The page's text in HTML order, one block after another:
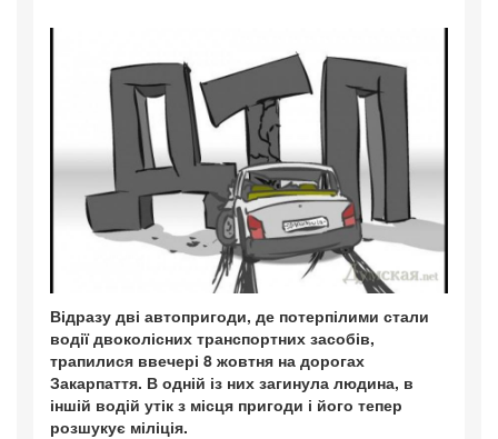
Відразу дві автопригоди, де потерпілими стали
водії двоколісних транспортних засобів,
трапилися ввечері 8 жовтня на дорогах
Закарпаття. В одній із них загинула людина, в
іншій водій утік з місця пригоди і його тепер
розшукує міліція.